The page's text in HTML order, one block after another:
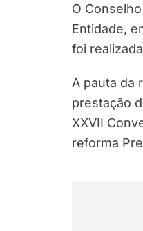
O
Entidade,
foi
A pauta da
prestação
XXVII
reforma